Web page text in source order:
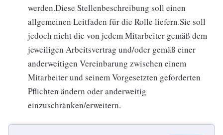
werden.Diese Stellenbeschreibung soll einen
allgemeinen Leitfaden für die Rolle liefern.Sie soll
jedoch nicht die von jedem Mitarbeiter gemäß dem
jeweiligen Arbeitsvertrag und/oder gemäß einer
anderweitigen Vereinbarung zwischen einem
Mitarbeiter und seinem Vorgesetzten geforderten
Pflichten ändern oder anderweitig
einzuschränken/erweitern.